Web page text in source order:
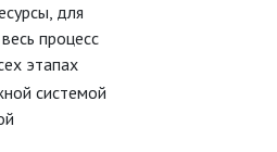
для
процесс
этапах